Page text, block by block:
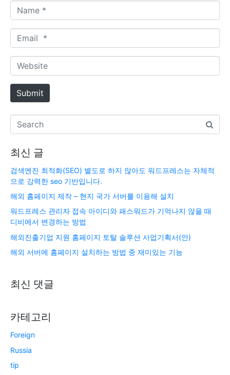
a
m
*
m
a
l
W
e
b
s
e
Submit
최신 글
검색엔진 최적화(SEO) 별도로 하지 않아도 워드프레스는 자체적
으로 강력한 seo 기반입니다.
해외 홈페이지 제작 – 현지 국가 서버를 이용해 설치
워드프레스 관리자 접속 아이디와 패스워드가 기억나지 않을 때
디비에서 변경하는 방법
해외진출기업 지원 홈페이지 토탈 솔루션 사업기획서(안)
해외 서버에 홈페이지 설치하는 방법 중 재미있는 기능
최신 댓글
카테고리
Foreign
Russia
tip